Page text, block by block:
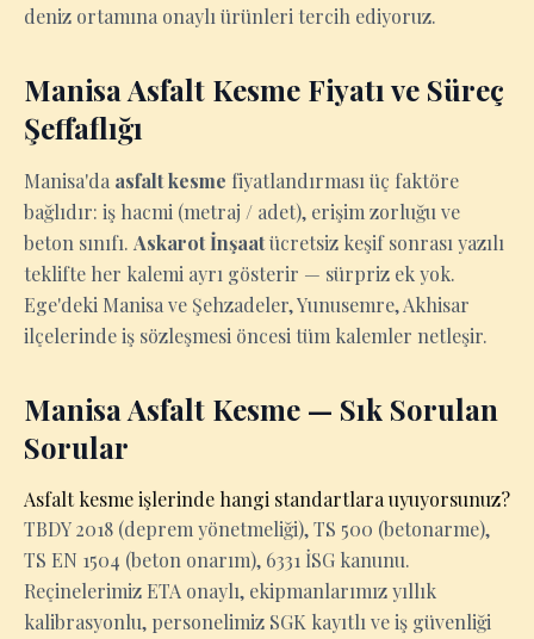
deniz ortamına onaylı ürünleri tercih ediyoruz.
Manisa Asfalt Kesme Fiyatı ve Süreç
Şeffaflığı
Manisa'da asfalt kesme fiyatlandırması üç faktöre
bağlıdır: iş hacmi (metraj / adet), erişim zorluğu ve
beton sınıfı. Askarot İnşaatücretsiz keşif sonrası yazılı
teklifte her kalemi ayrı gösterir — sürpriz ek yok.
Ege'deki Manisa ve Şehzadeler, Yunusemre, Akhisar
ilçelerinde iş sözleşmesi öncesi tüm kalemler netleşir.
Manisa Asfalt Kesme — Sık Sorulan
Sorular
Asfalt kesme işlerinde hangi standartlara uyuyorsunuz?
TBDY 2018 (deprem yönetmeliği), TS 500 (betonarme),
TS EN 1504 (beton onarım), 6331 İSG kanunu.
Reçinelerimiz ETA onaylı, ekipmanlarımız yıllık
kalibrasyonlu, personelimiz SGK kayıtlı ve iş güvenliği